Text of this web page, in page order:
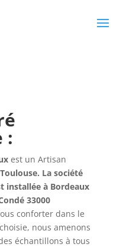
:
est un Artisan
La société
installée à Bordeaux
33000
conforter dans le
nous amenons
échantillons à tous